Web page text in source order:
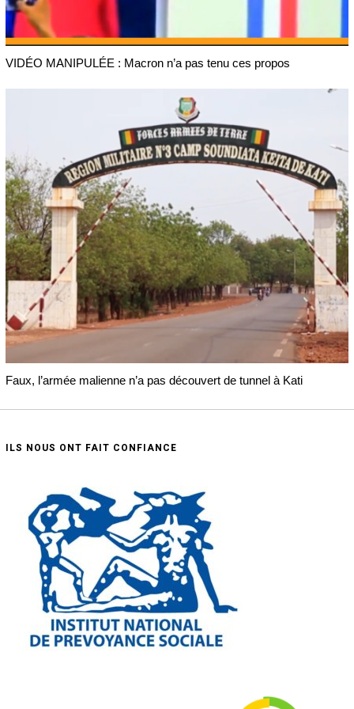
VIDÉO MANIPULÉE : Macron n’a pas tenu ces propos
Faux, l’armée malienne n’a pas découvert de tunnel à Kati
ILS NOUS ONT FAIT CONFIANCE